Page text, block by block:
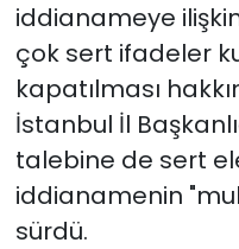
iddianameye
çok sert ifadeler
kapatılması
İstanbul İl
talebine de sert
iddianamenin
sürdü.